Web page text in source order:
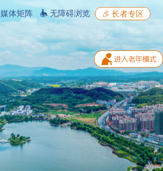
媒体矩阵 无障碍浏览 长者专区